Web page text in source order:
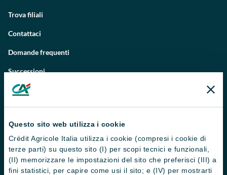
Questo sito web utilizza i cookie
Crédit Agricole Italia utilizza i cookie (compresi i cookie di
terze parti) su questo sito (I) per scopi tecnici e funzionali,
(II) memorizzare le impostazioni del sito che preferisci (III) a
fini statistici, per capire come usi il sito; e (IV) per mostrarti
Trova filiali
Contattaci
Domande frequenti
Successioni
Servizi e pagamenti digitali
News e Magazine
Guide
Normative
Disconoscimento operazioni